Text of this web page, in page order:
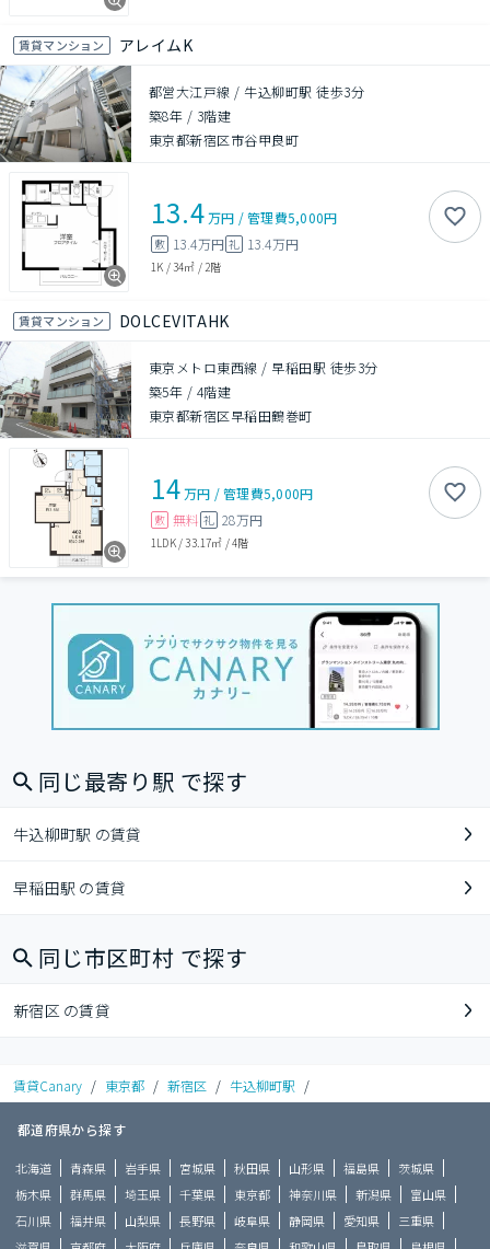
賃貸マンション アレイムK
都営大江戸線 / 牛込柳町駅 徒歩3分
築8年 / 3階建
東京都新宿区市谷甲良町
13.4万円 /管理費5,000円
敷 13.4万円 礼 13.4万円
1K /34㎡ / 2階
賃貸マンション DOLCEVITAHK
東京メトロ東西線 / 早稲田駅 徒歩3分
築5年 / 4階建
東京都新宿区早稲田鶴巻町
14万円 /管理費5,000円
敷 無料 礼 28万円
1LDK/33.17㎡ /4階
同じ最寄り駅 で探す
牛込柳町駅 の賃貸
早稲田駅 の賃貸
同じ市区町村 で探す
新宿区 の賃貸
賃貸Canary / 東京都 / 新宿区 / 牛込柳町駅 /
都道府県から探す
北海道 青森県 岩手県 宮城県 秋田県 山形県 福島県
茨城県
栃木県
群馬県 埼玉県 千葉県 東京都 神奈川県 新潟県
富山県
石川県
福井県 山梨県 長野県 岐阜県 静岡県 愛知県
三重県